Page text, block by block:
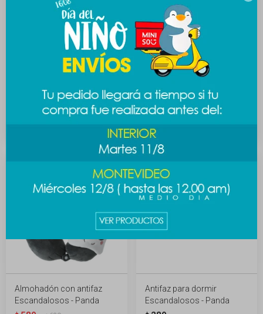
Almohadón con antifaz
Escandalosos - Pardo
589
Almohadón con antifaz
Escandalosos - Polar
$ 589
Almohadón con antifaz
Escandalosos - Panda
Antifaz para dormir
Escandalosos - Panda